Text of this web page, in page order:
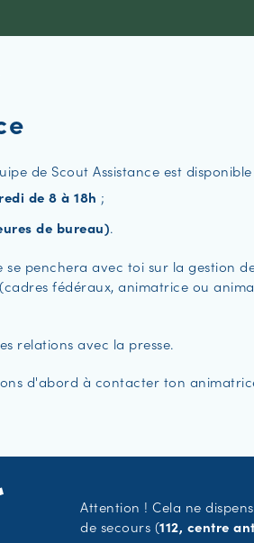
de Scout Assistance est
de 8 à 18h ;
de bureau).
se penchera avec toi sur la gestion
fédéraux, animatrice ou
relations avec la presse.
d'abord à contacter ton
Attention ! Cela ne
de secours (112, centre